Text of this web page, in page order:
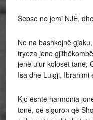
Sepse ne jemi NJË,
Ne na bashkojnë
tryeza jone
jenë ulur kolosët tanë;
Isa dhe Luigji,
Kjo është harmonia
tonë, që siguron që